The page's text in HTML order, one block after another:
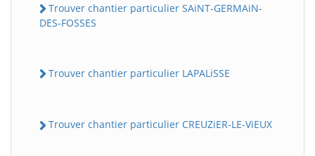
Trouver chantier particulier SAiNT-GERMAiN-
DES-FOSSES
Trouver chantier particulier LAPALiSSE
Trouver chantier particulier CREUZiER-LE-ViEUX